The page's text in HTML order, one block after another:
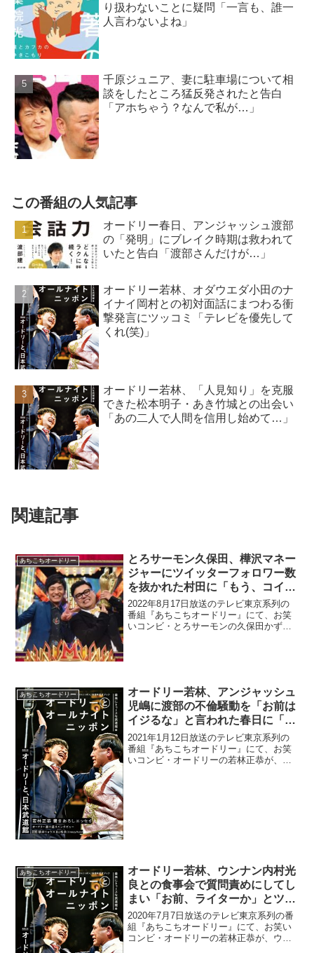
り扱わないことに疑問「一言も、誰一
人言わないよね」
千原ジュニア、妻に駐車場について相
談をしたところ猛反発されたと告白
「アホちゃう？なんで私が…」
この番組の人気記事
オードリー春日、アンジャッシュ渡部
の「発明」にブレイク時期は救われて
いたと告白「渡部さんだけが…」
オードリー若林、オダウエダ小田のナ
イナイ岡村との初対面話にまつわる衝
撃発言にツッコミ「テレビを優先して
くれ(笑)」
オードリー若林、「人見知り」を克服
できた松本明子・あき竹城との出会い
「あの二人で人間を信用し始めて…」
関連記事
あちこちオードリー
とろサーモン久保田、樺沢マネー
ジャーにツイッターフォロワー数
を抜かれた村田に「もう、コイツ
と組むのマジでやめようかなっ
て」と発言「恥ずかしいわ」
2022年8月17日放送のテレビ東京系列の
番組『あちこちオードリー』にて、お笑
いコンビ・とろサーモンの久保田かずの
あちこちオードリー
オードリー若林、アンジャッシュ
児嶋に渡部の不倫騒動を「お前は
イジるな」と言われた春日に「今
からでも会見やれよ(笑)」とツッ
コミ
2021年1月12日放送のテレビ東京系列の
番組『あちこちオードリー』にて、お笑
いコンビ・オードリーの若林正恭が、ア
あちこちオードリー
オードリー若林、ウンナン内村光
良との食事会で質問責めにしてし
まい「お前、ライターか」とツッ
コまれたと明かす「面倒臭がられ
た」
2020年7月7日放送のテレビ東京系列の番
組『あちこちオードリー』にて、お笑い
コンビ・オードリーの若林正恭が、ウッ